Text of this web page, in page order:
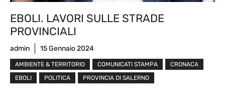
EBOLI. LAVORI SULLE STRADE
PROVINCIALI
admin 15 Gennaio 2024
AMBIENTE & TERRITORIO COMUNICATI STAMPA
CRONACA
EBOLI
POLITICA PROVINCIA DI SALERNO